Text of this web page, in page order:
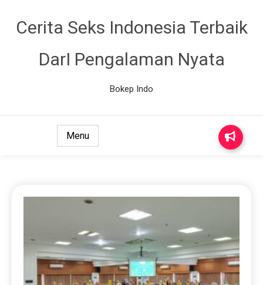
Cerita Seks Indonesia Terbaik
DarI Pengalaman Nyata
Bokep Indo
Menu